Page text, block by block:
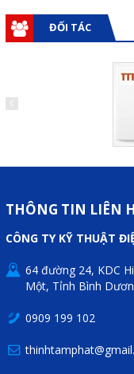
ĐỐI TÁC
THÔNG TIN LIÊN
CÔNG TY KỸ THUẬT
64 đường 24, KDC
Một, Tỉnh Bình
0909 199 102